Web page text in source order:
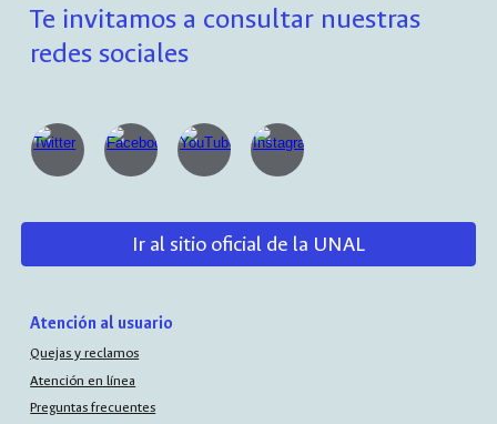
Te invitamos a consultar nuestras
redes sociales
Ir al sitio oficial de la UNAL
Atención al usuario
Quejas y reclamos
Atención en línea
Preguntas frecuentes